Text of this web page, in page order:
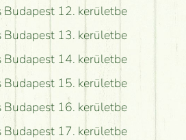
Budapest 12. kerületbe
Budapest 13. kerületbe
Budapest 14. kerületbe
Budapest 15. kerületbe
Budapest 16. kerületbe
Budapest 17. kerületbe